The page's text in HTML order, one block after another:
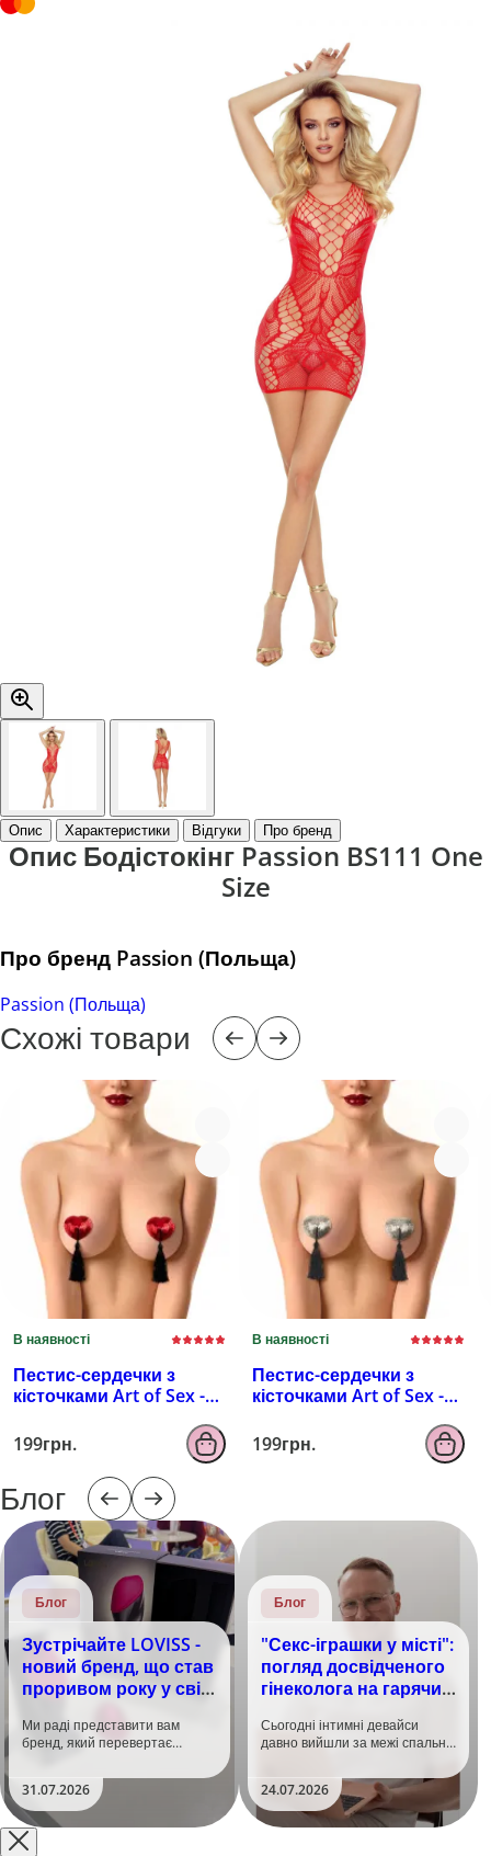
Опис Характеристики Відгуки Про бренд
Опис Бодістокінг Passion BS111 One
Size
Про бренд Passion (Польща)
Passion (Польща)
Схожі товари
В наявності
Пестис-сердечки з
кісточками Art of Sex -
червоний
199грн.
В наявності
Пестис-сердечки з
кісточками Art of Sex -
серебро
199грн.
Блог
Блог
Зустрічайте LOVISS -
новий бренд, що став
проривом року у світі
Ми раді представити вам
бренд, який перевертає
та вже встиг стати сенсацією
на міжнародній виставці API
Shanghai-2026!​LOVISS - це
поєднання унікальної естетики
та бездога..
31.07.2026
Блог
"Секс-іграшки у місті":
погляд досвідченого
гінеколога на гарячий
Сьогодні інтимні девайси
давно вийшли за межі спальні.
безшумні моторчики та
стильний дизайн перетворили
їх на гаджет, який багато хто
використовує, тестує у
24.07.2026